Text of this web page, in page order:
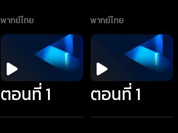
พากย์ไทย พากย์ไทย
ตอนที่ 1 ตอนที่ 1